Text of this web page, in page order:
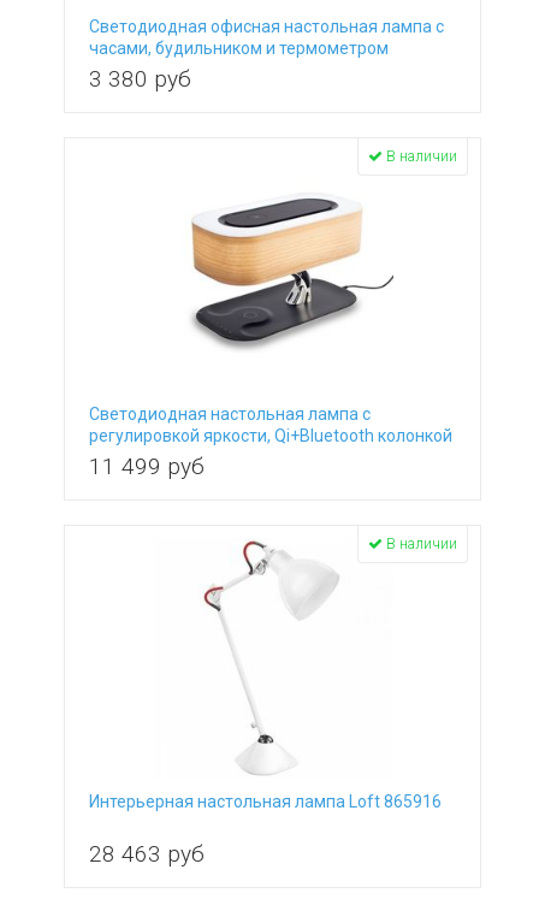
Светодиодная офисная настольная лампа с
часами, будильником и термометром
TL90220 Elara синий, сенсорный выключатель
3 380 руб
Светодиодная настольная лампа с
регулировкой яркости, Qi+Bluetooth колонкой
и беспроводным ЗУ CL803042, сенсорный
выключатель
11 499 руб
В наличии
Интерьерная настольная лампа Loft 865916
28 463 руб
В наличии